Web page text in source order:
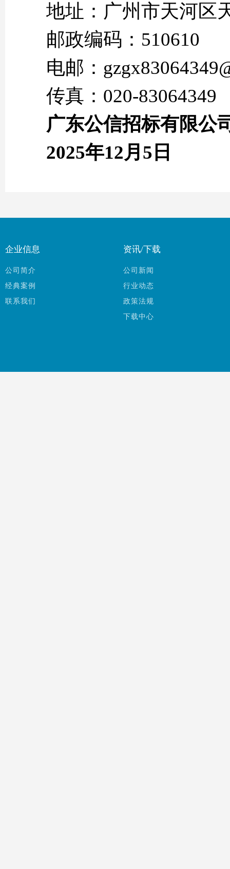
地址：广州市天河区
邮政编码：510610
电邮：
传真：020-83064349
广东公信招标有限公
2025年12月 5 日
企业信息
公司简介
经典案例
联系我们
资讯/下载
公司新闻
行业动态
政策法规
下载中心